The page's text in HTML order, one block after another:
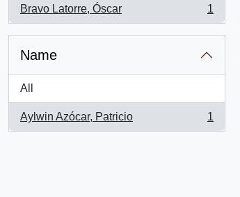
Bravo Latorre, Óscar
, 1 results
1
Name
All
Aylwin Azócar, Patricio
, 1 results
1